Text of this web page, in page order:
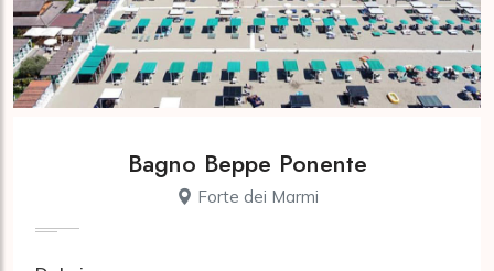
Bagno Beppe Ponente
Forte dei Marmi